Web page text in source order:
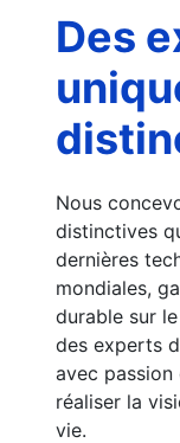
Des
Nous
distinctives
dernières
mondiales,
durable sur
des experts
avec
réaliser la
vie.